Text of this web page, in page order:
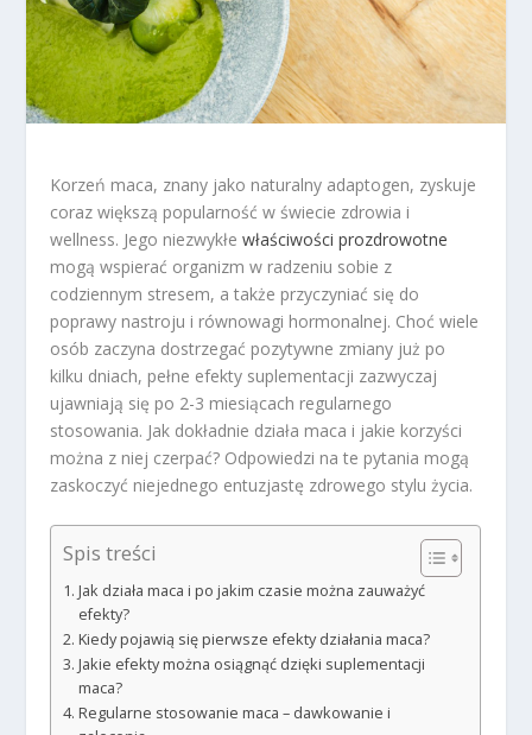
Korzeń maca, znany jako naturalny adaptogen, zyskuje
coraz większą popularność w świecie zdrowia i
wellness. Jego niezwykłewłaściwości prozdrowotne
mogą wspierać organizm w radzeniu sobie z
codziennym stresem, a także przyczyniać się do
poprawy nastroju i równowagi hormonalnej. Choć wiele
osób zaczyna dostrzegać pozytywne zmiany już po
kilku dniach, pełne efekty suplementacji zazwyczaj
ujawniają się po 2-3 miesiącach regularnego
stosowania. Jak dokładnie działa maca i jakie korzyści
można z niej czerpać? Odpowiedzi na te pytania mogą
zaskoczyć niejednego entuzjastę zdrowego stylu życia.
Spis treści
Jak działa maca i po jakim czasie można zauważyć
efekty?
Kiedy pojawią się pierwsze efekty działania maca?
Jakie efekty można osiągnąć dzięki suplementacji
maca?
Regularne stosowanie maca – dawkowanie i